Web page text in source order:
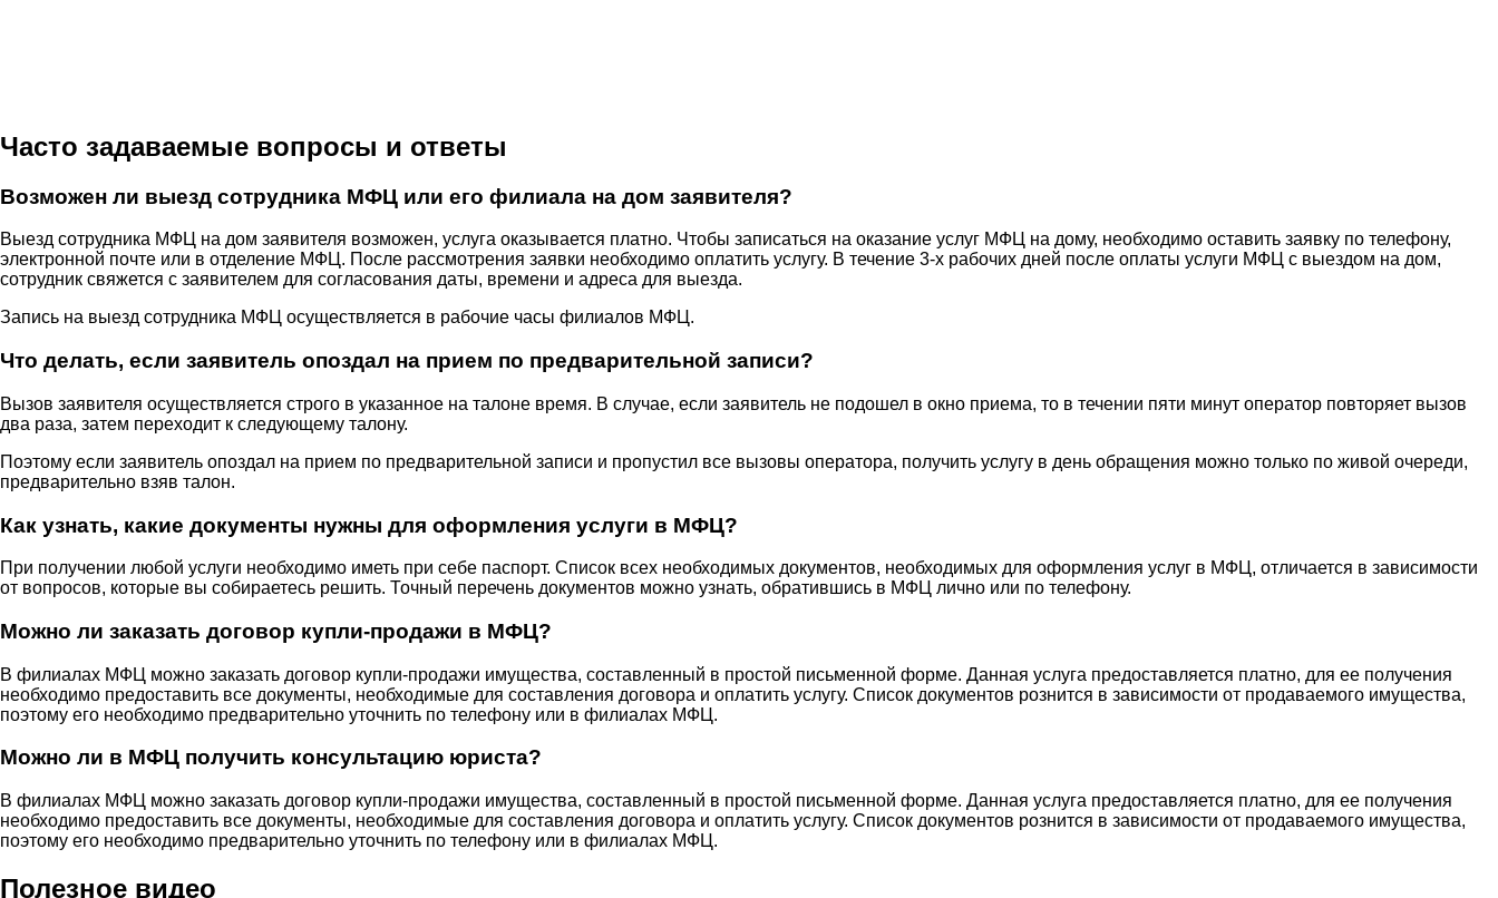
Часто задаваемые вопросы и ответы
Возможен ли выезд сотрудника МФЦ или его филиала на дом заявителя?
Выезд сотрудника МФЦ на дом заявителя возможен, услуга оказывается платно. Чтобы записаться на оказание услуг МФЦ на дому, необходимо оставить заявку по телефону,
электронной почте или в отделение МФЦ. После рассмотрения заявки необходимо оплатить услугу. В течение 3-х рабочих дней после оплаты услуги МФЦ с выездом на дом,
сотрудник свяжется с заявителем для согласования даты, времени и адреса для выезда.
Запись на выезд сотрудника МФЦ осуществляется в рабочие часы филиалов МФЦ.
Что делать, если заявитель опоздал на прием по предварительной записи?
Вызов заявителя осуществляется строго в указанное на талоне время. В случае, если заявитель не подошел в окно приема, то в течении пяти минут оператор повторяет вызов
два раза, затем переходит к следующему талону.
Поэтому если заявитель опоздал на прием по предварительной записи и пропустил все вызовы оператора, получить услугу в день обращения можно только по живой очереди,
предварительно взяв талон.
Как узнать, какие документы нужны для оформления услуги в МФЦ?
При получении любой услуги необходимо иметь при себе паспорт. Список всех необходимых документов, необходимых для оформления услуг в МФЦ, отличается в зависимости
от вопросов, которые вы собираетесь решить. Точный перечень документов можно узнать, обратившись в МФЦ лично или по телефону.
Можно ли заказать договор купли-продажи в МФЦ?
В филиалах МФЦ можно заказать договор купли-продажи имущества, составленный в простой письменной форме. Данная услуга предоставляется платно, для ее получения
необходимо предоставить все документы, необходимые для составления договора и оплатить услугу. Список документов рознится в зависимости от продаваемого имущества,
поэтому его необходимо предварительно уточнить по телефону или в филиалах МФЦ.
Можно ли в МФЦ получить консультацию юриста?
В филиалах МФЦ можно заказать договор купли-продажи имущества, составленный в простой письменной форме. Данная услуга предоставляется платно, для ее получения
необходимо предоставить все документы, необходимые для составления договора и оплатить услугу. Список документов рознится в зависимости от продаваемого имущества,
поэтому его необходимо предварительно уточнить по телефону или в филиалах МФЦ.
Полезное видео